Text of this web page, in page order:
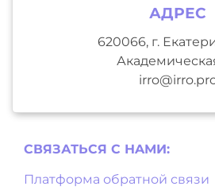
АДРЕС
620066, г.
СВЯЗАТЬСЯ С НAМИ:
Платформа обратной связи